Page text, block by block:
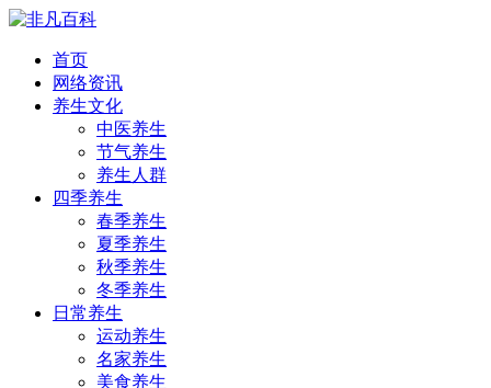
首页
网络资讯
养生文化
中医养生
节气养生
养生人群
四季养生
春季养生
夏季养生
秋季养生
冬季养生
日常养生
运动养生
名家养生
美食养生